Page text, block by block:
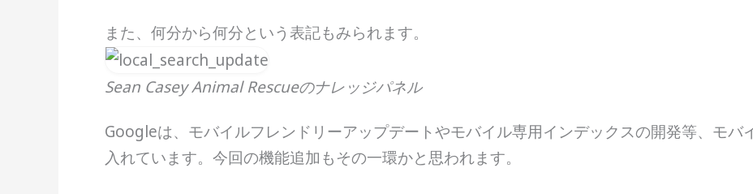
また、何分から何分という表記もみられます。
Sean Casey Animal Rescueのナレッジパネル
Googleは、モバイルフレンドリーアップデートやモバイル専用インデックスの開発等、モバ
入れています。今回の機能追加もその一環かと思われます。